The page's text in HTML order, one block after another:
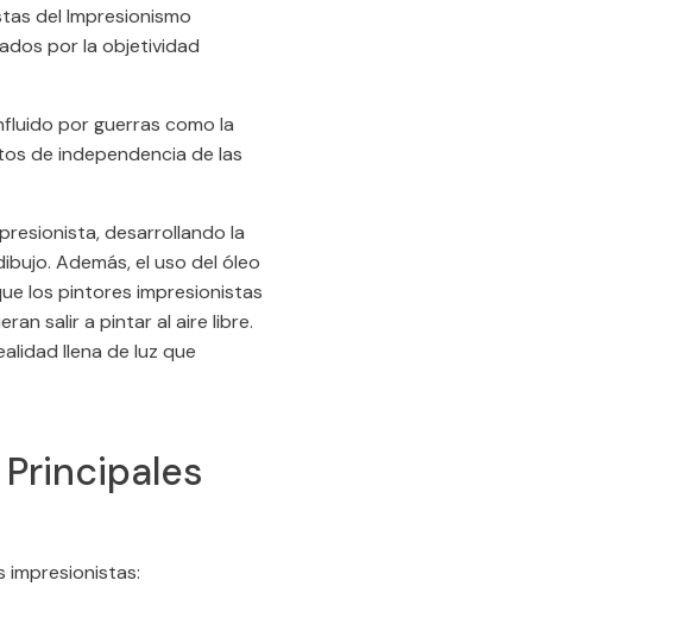
del Impresionismo
por la objetividad
por guerras como la
de independencia de las
desarrollando la
Además, el uso del óleo
los pintores impresionistas
salir a pintar al aire libre.
llena de luz que
impresionistas: